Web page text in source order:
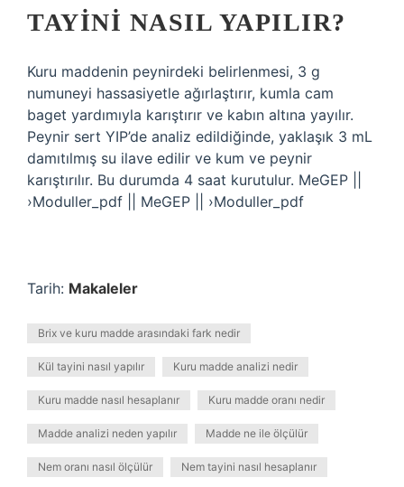
TAYINI NASIL YAPILIR?
Kuru maddenin peynirdeki belirlenmesi, 3 g
numuneyi hassasiyetle ağırlaştırır, kumla cam
baget yardımıyla karıştırır ve kabın altına yayılır.
Peynir sert YIP’de analiz edildiğinde, yaklaşık 3 mL
damıtılmış su ilave edilir ve kum ve peynir
karıştırılır. Bu durumda 4 saat kurutulur. MeGEP ||
›Moduller_pdf || MeGEP || ›Moduller_pdf
Tarih: Makaleler
Brix ve kuru madde arasındaki fark nedir
Kül tayini nasıl yapılır Kuru madde analizi nedir
Kuru madde nasıl hesaplanır Kuru madde oranı nedir
Madde analizi neden yapılır Madde ne ile ölçülür
Nem oranı nasıl ölçülür Nem tayini nasıl hesaplanır